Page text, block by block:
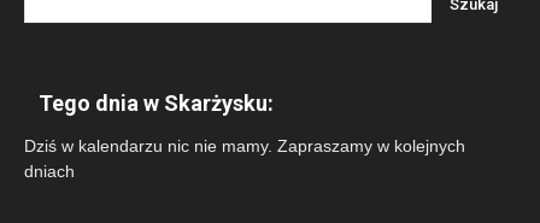
Tego dnia w Skarżysku:
Dziś w kalendarzu nic nie mamy. Zapraszamy w kolejnych
dniach